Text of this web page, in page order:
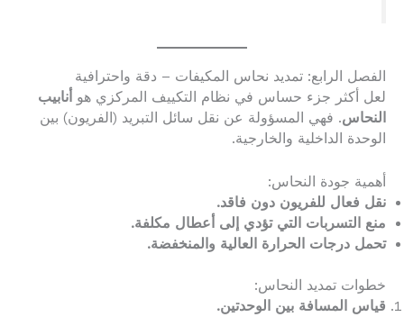
الفصل الرابع: تمديد نحاس المكيفات – دقة واحترافية
لعل أكثر جزء حساس في نظام التكييف المركزي هو أنابيب
النحاس. فهي المسؤولة عن نقل سائل التبريد (الفريون) بين
الوحدة الداخلية والخارجية.
أهمية جودة النحاس:
نقل فعال للفريون دون فاقد.
منع التسربات التي تؤدي إلى أعطال مكلفة.
تحمل درجات الحرارة العالية والمنخفضة.
خطوات تمديد النحاس:
قياس المسافة بين الوحدتين.